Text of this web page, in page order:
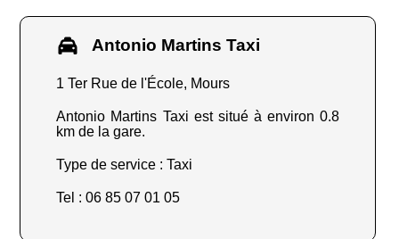
Antonio Martins Taxi
1 Ter Rue de l'École, Mours
Antonio Martins Taxi est situé à environ 0.8
km de la gare.
Type de service : Taxi
Tel : 06 85 07 01 05